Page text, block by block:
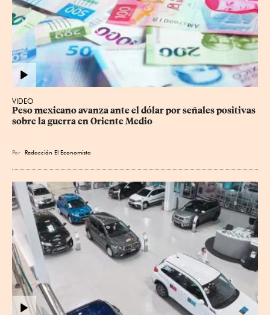
VIDEO
Peso mexicano avanza ante el dólar por señales positivas
sobre la guerra en Oriente Medio
Por Redacción El Economista